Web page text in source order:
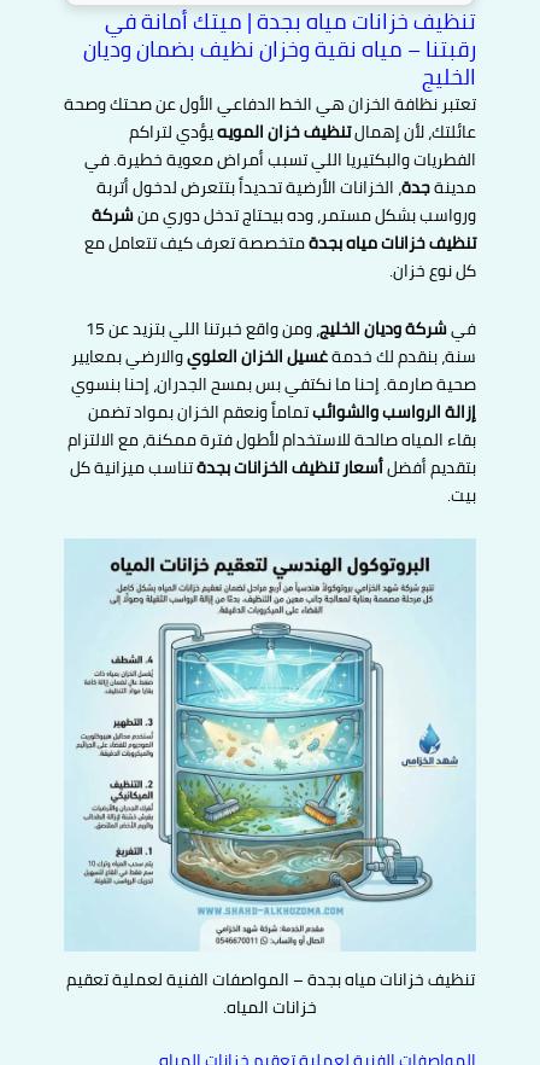
تنظيف خزانات مياه بجدة | ميتك أمانة في
رقبتنا – مياه نقية وخزان نظيف بضمان وديان
الخليج
تعتبر نظافة الخزان هي الخط الدفاعي الأول عن صحتك وصحة
عائلتك، لأن إهمالتنظيف خزان المويهيؤدي لتراكم
الفطريات والبكتيريا اللي تسبب أمراض معوية خطيرة. في
مدينةجدة، الخزانات الأرضية تحديداً بتتعرض لدخول أتربة
ورواسب بشكل مستمر، وده بيحتاج تدخل دوري منشركة
تنظيف خزانات مياه بجدةمتخصصة تعرف كيف تتعامل مع
كل نوع خزان.
فيشركة وديان الخليج
، ومن واقع خبرتنا اللي بتزيد عن 15
سنة، بنقدم لك خدمةغسيل الخزان العلويوالارضي بمعايير
صحية صارمة. إحنا ما نكتفي بس بمسح الجدران، إحنا بنسوي
إزالة الرواسب والشوائبتماماً ونعقم الخزان بمواد تضمن
بقاء المياه صالحة للاستخدام لأطول فترة ممكنة، مع الالتزام
بتقديم أفضلأسعار تنظيف الخزانات بجدةتناسب ميزانية كل
بيت.
تنظيف خزانات مياه بجدة – المواصفات الفنية لعملية تعقيم
خزانات المياه.